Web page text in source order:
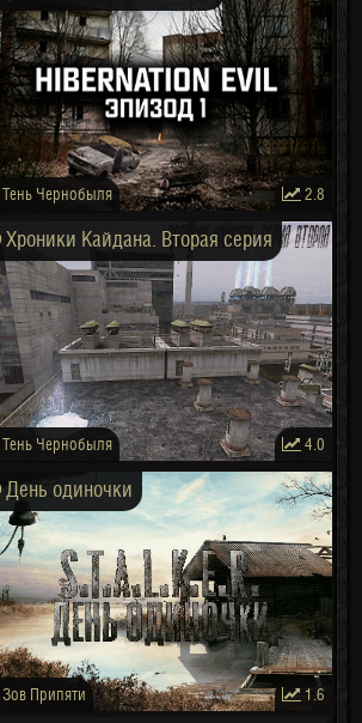
Тень Чернобыля 2.8
Хроники Кайдана. Вторая серия
Тень Чернобыля 4.0
День одиночки
Зов Припяти 1.6